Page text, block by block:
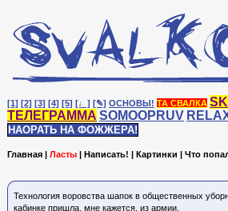
[1] [2] [3] [4] [5] [♩] [✎] ОСНОВЫ! ТА СВАЛКА
ТЕЛЕГРАММА SOMOOPRUV
НАОРАТЬ НА ФОЖЖЕРА!
Главная | Ласты | Написать! | Картинки | Что
Технология воровства шапок в общественных
кабинке пришла, мне кажется, из армии.